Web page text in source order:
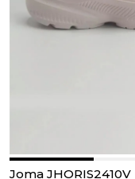
Joma